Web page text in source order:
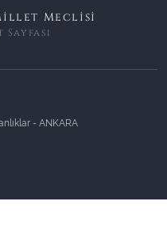
Meclisi
- ANKARA